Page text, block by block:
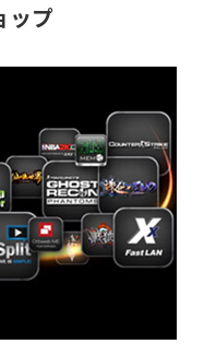
ップ